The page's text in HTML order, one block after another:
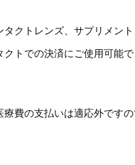
タクトレンズ、サプリメン
クトでの決済にご使用可能
費の支払いは適応外です